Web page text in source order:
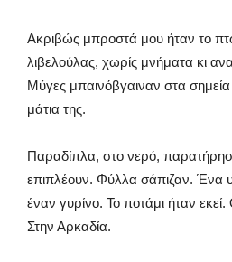
Ακριβώς μπροστά μου ήταν το
λιβελούλας, χωρίς μνήματα κι
Μύγες μπαινόβγαιναν στα
μάτια της.
Παραδίπλα, στο νερό,
επιπλέουν. Φύλλα σάπιζαν. Ένα
έναν γυρίνο. Το ποτάμι ήταν
Στην Αρκαδία.